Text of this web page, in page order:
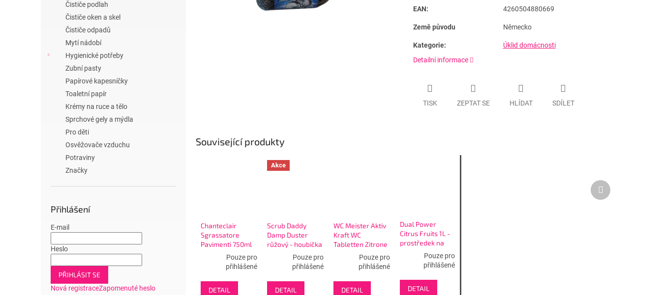
Čističe podlah
Čističe oken a skel
Čističe odpadů
Mytí nádobí
Hygienické potřeby
Zubní pasty
Papírové kapesníčky
Toaletní papír
Krémy na ruce a tělo
Sprchové gely a mýdla
Pro děti
Osvěžovače vzduchu
Potraviny
Značky
Přihlášení
E-mail
Heslo
PŘIHLÁSIT SE
Nová registraceZapomenuté heslo
EAN: 4260504880669
Země původu Německo
Kategorie:
Úklid domácnosti
Detailní informace
TISK ZEPTAT SE HLÍDAT SDÍLET
Související produkty
Chanteclair
Sgrassatore
Pavimenti 750ml
Marsiglia e
Limone -
odmašťovač na
podlahy
Pouze pro
přihlášené
DETAIL
Akce
Scrub Daddy
Damp Duster
růžový - houbička
na utírání prachu
Pouze pro
přihlášené
DETAIL
WC Meister Aktiv
Kraft WC
Tabletten Zitrone
8ks - tablety na
čištění WC
Pouze pro
přihlášené
DETAIL
Dual Power
Citrus Fruits 1L -
prostředek na
Pouze pro
přihlášené
DETAIL
Další
produkt